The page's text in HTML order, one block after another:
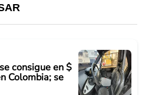
consigue en $
Colombia; se